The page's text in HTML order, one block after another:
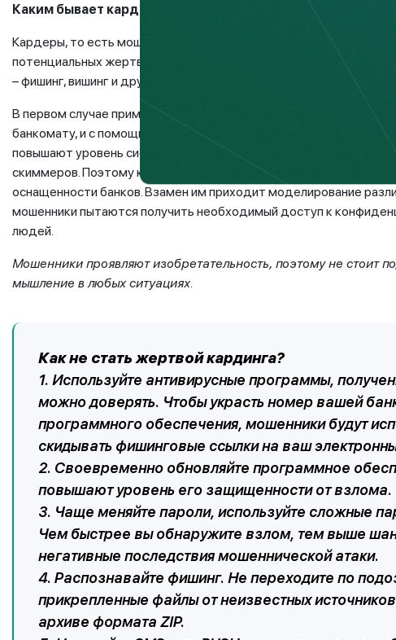
Каким бывает кардинг?
Кардеры, то есть мошенники, ведущие охоту на чужие
потенциальных жертв с использованием различных
– фишинг, вишинг и другие.
В первом случае применяется прибор для скимминга – это
банкомату, и с помощью которого можно считать информацию с
повышают уровень системы своих банкоматов и ставят на них
скиммеров. Поэтому краж с использование скиммеров
оснащенности банков. Взамен им приходит моделирование
мошенники пытаются получить необходимый доступ к
людей.
Мошенники проявляют изобретательность, поэтому не стоит
мышление в любых ситуациях.
Как не стать жертвой кардинга?
1. Используйте антивирусные программы,
можно доверять. Чтобы украсть номер вашей
программного обеспечения, мошенники будут
скидывать фишинговые ссылки на ваш
2. Своевременно обновляйте программное
повышают уровень его защищенности от взлома.
3. Чаще меняйте пароли, используйте сложные
Чем быстрее вы обнаружите взлом, тем выше
негативные последствия мошеннической атаки.
4. Распознавайте фишинг. Не переходите по
прикрепленные файлы от неизвестных
архиве формата ZIP.